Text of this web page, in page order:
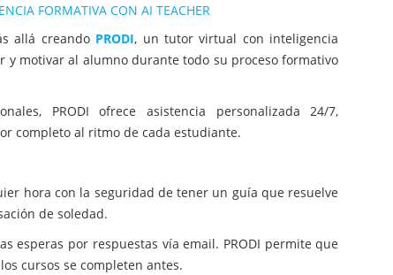
FORMATIVA CON AI TEACHER
allá creando PRODI, un tutor virtual con inteligencia
y motivar al alumno durante todo su proceso formativo
PRODI ofrece asistencia personalizada 24/7,
completo al ritmo de cada estudiante.
hora con la seguridad de tener un guía que resuelve
de soledad.
esperas por respuestas vía email. PRODI permite que
cursos se completen antes.